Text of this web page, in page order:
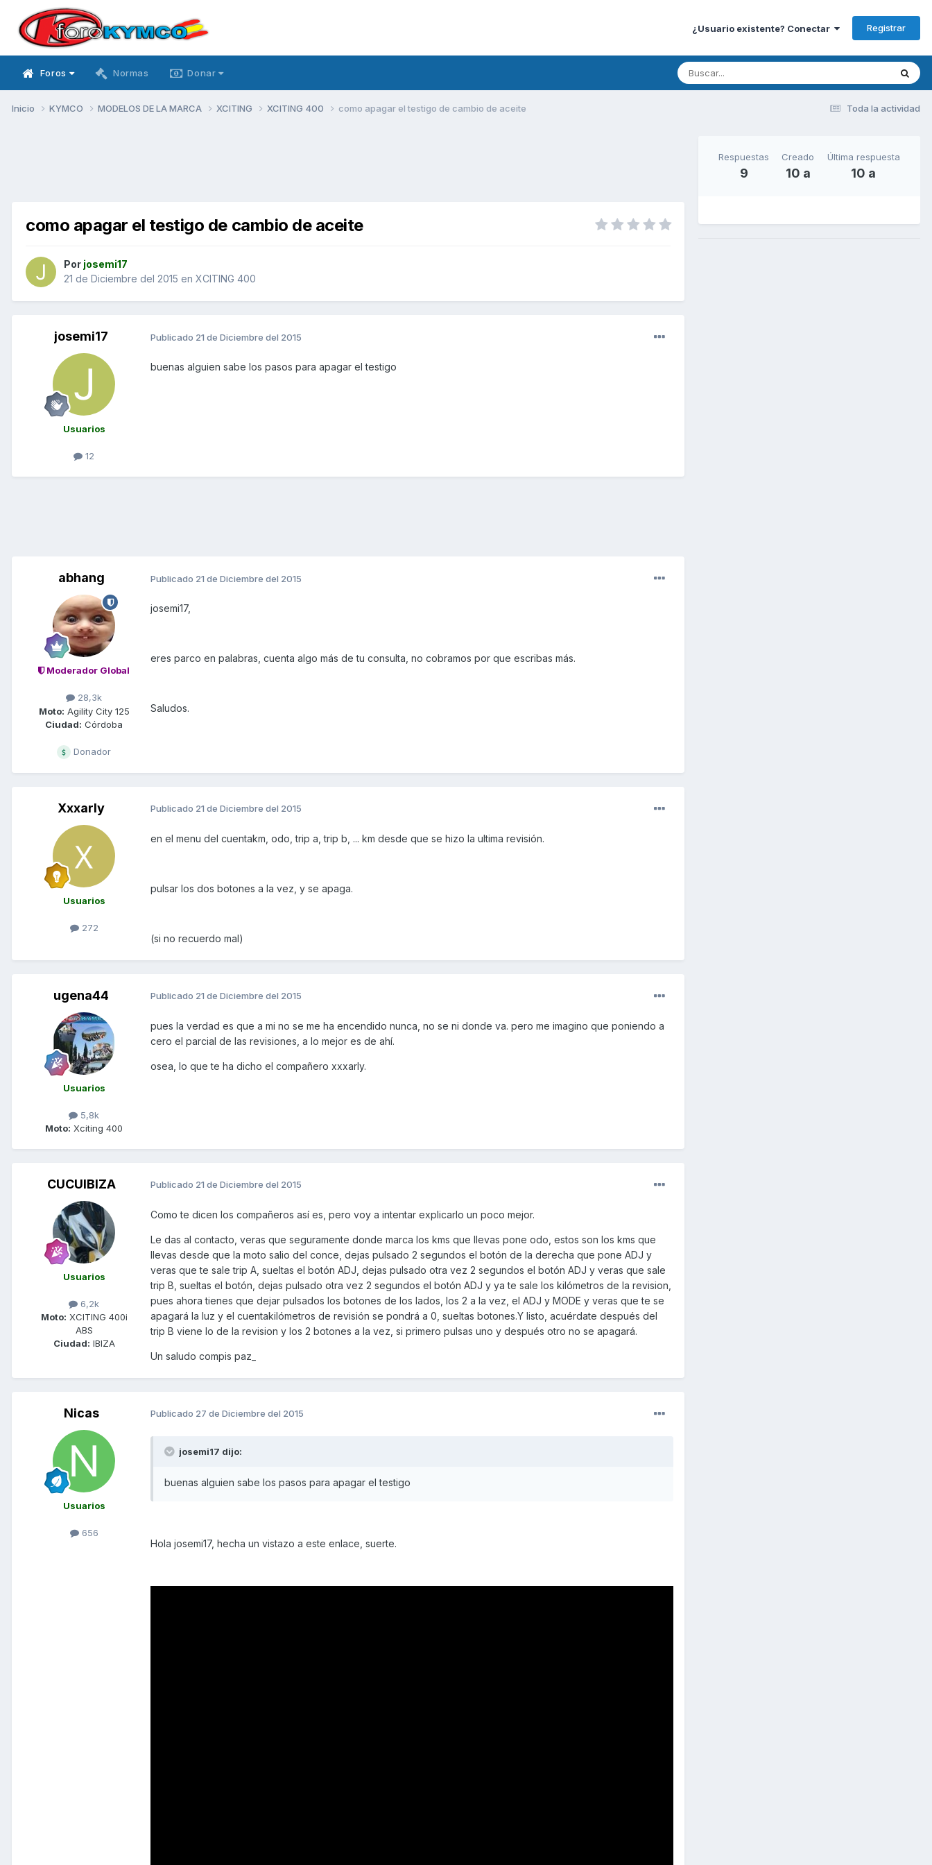
¿Usuario existente? Conectar Registrar
Foros Normas Donar
Toda la actividad
Inicio KYMCO MODELOS DE LA MARCA XCITING XCITING 400 como apagar el testigo de cambio de aceite
como apagar el testigo de cambio de aceite
Por josemi17
21 de Diciembre del 2015 en XCITING 400
josemi17
Usuarios
12
Publicado 21 de Diciembre del 2015
buenas alguien sabe los pasos para apagar el testigo
abhang
Moderador Global
28,3k
Moto: Agility City 125
Ciudad: Córdoba
Donador
Publicado 21 de Diciembre del 2015
josemi17,
eres parco en palabras, cuenta algo más de tu consulta, no cobramos por que escribas más.
Saludos.
Xxxarly
Usuarios
272
Publicado 21 de Diciembre del 2015
en el menu del cuentakm, odo, trip a, trip b, ... km desde que se hizo la ultima revisión.
pulsar los dos botones a la vez, y se apaga.
(si no recuerdo mal)
ugena44
Usuarios
5,8k
Moto: Xciting 400
Publicado 21 de Diciembre del 2015
pues la verdad es que a mi no se me ha encendido nunca, no se ni donde va. pero me imagino que poniendo a
cero el parcial de las revisiones, a lo mejor es de ahí.
osea, lo que te ha dicho el compañero xxxarly.
CUCUIBIZA
Usuarios
6,2k
Moto: XCITING 400i
ABS
Ciudad: IBIZA
Publicado 21 de Diciembre del 2015
Como te dicen los compañeros así es, pero voy a intentar explicarlo un poco mejor.
Le das al contacto, veras que seguramente donde marca los kms que llevas pone odo, estos son los kms que
llevas desde que la moto salio del conce, dejas pulsado 2 segundos el botón de la derecha que pone ADJ y
veras que te sale trip A, sueltas el botón ADJ, dejas pulsado otra vez 2 segundos el botón ADJ y veras que sale
trip B, sueltas el botón, dejas pulsado otra vez 2 segundos el botón ADJ y ya te sale los kilómetros de la revision,
pues ahora tienes que dejar pulsados los botones de los lados, los 2 a la vez, el ADJ y MODE y veras que te se
apagará la luz y el cuentakilómetros de revisión se pondrá a 0, sueltas botones.Y listo, acuérdate después del
trip B viene lo de la revision y los 2 botones a la vez, si primero pulsas uno y después otro no se apagará.
Un saludo compis paz_
Nicas
Usuarios
656
Publicado 27 de Diciembre del 2015
josemi17 dijo:
buenas alguien sabe los pasos para apagar el testigo
Hola josemi17, hecha un vistazo a este enlace, suerte.
Respuestas
9
Creado
10 a
Última respuesta
10 a